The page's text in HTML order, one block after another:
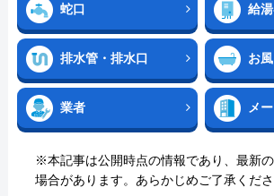
蛇口 給
排水管・排水口 お
業者 メ
※本記事は公開時点の情報であり、最新
場合があります。あらかじめご了承くださ